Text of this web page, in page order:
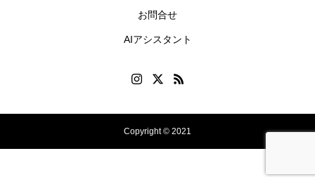
お問合せ
AIアシスタント
Copyright © 2021